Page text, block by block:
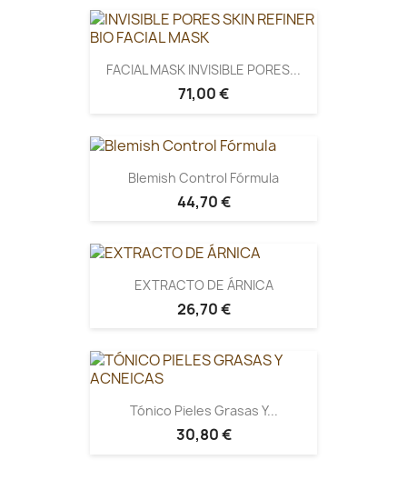
FACIAL MASK INVISIBLE PORES...
71,00 €
Blemish Control Fórmula
44,70 €
EXTRACTO DE ÁRNICA
26,70 €
Tónico Pieles Grasas Y...
30,80 €